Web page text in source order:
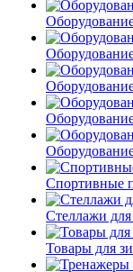
Спортивные
Стеллажи
Товары для